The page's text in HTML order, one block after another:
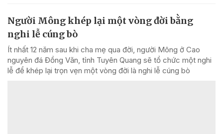
Người Mông khép lại một vòng đời bằng
nghi lễ cúng bò
Ít nhất 12 năm sau khi cha mẹ qua đời, người Mông ở Cao
nguyên đá Đồng Văn, tỉnh Tuyên Quang sẽ tổ chức một nghi
lễ để khép lại trọn vẹn một vòng đời là nghi lễ cúng bò